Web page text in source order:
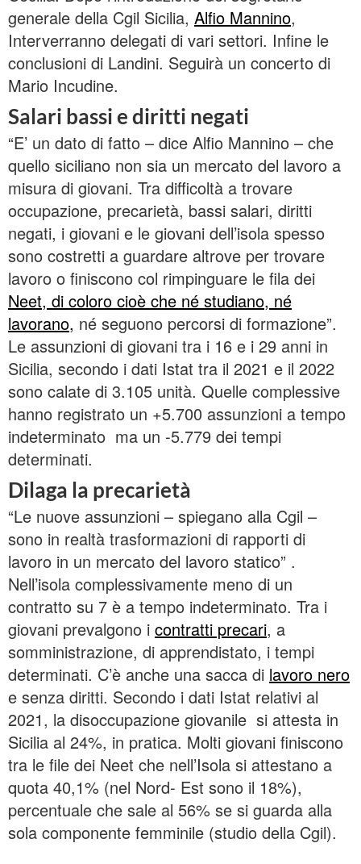
generale della Cgil Sicilia, Alfio Mannino,
Interverranno delegati di vari settori. Infine le
conclusioni di Landini. Seguirà un concerto di
Mario Incudine.
Salari bassi e diritti negati
“E’ un dato di fatto – dice Alfio Mannino – che
quello siciliano non sia un mercato del lavoro a
misura di giovani. Tra difficoltà a trovare
occupazione, precarietà, bassi salari, diritti
negati, i giovani e le giovani dell’isola spesso
sono costretti a guardare altrove per trovare
lavoro o finiscono col rimpinguare le fila dei
Neet, di coloro cioè che né studiano, né
lavorano, né seguono percorsi di formazione”.
Le assunzioni di giovani tra i 16 e i 29 anni in
Sicilia, secondo i dati Istat tra il 2021 e il 2022
sono calate di 3.105 unità. Quelle complessive
hanno registrato un +5.700 assunzioni a tempo
indeterminato ma un -5.779 dei tempi
determinati.
Dilaga la precarietà
“Le nuove assunzioni – spiegano alla Cgil –
sono in realtà trasformazioni di rapporti di
lavoro in un mercato del lavoro statico” .
Nell’isola complessivamente meno di un
contratto su 7 è a tempo indeterminato. Tra i
giovani prevalgono i contratti precari, a
somministrazione, di apprendistato, i tempi
determinati. C’è anche una sacca di lavoro nero
e senza diritti. Secondo i dati Istat relativi al
2021, la disoccupazione giovanile si attesta in
Sicilia al 24%, in pratica. Molti giovani finiscono
tra le file dei Neet che nell’Isola si attestano a
quota 40,1% (nel Nord- Est sono il 18%),
percentuale che sale al 56% se si guarda alla
sola componente femminile (studio della Cgil).